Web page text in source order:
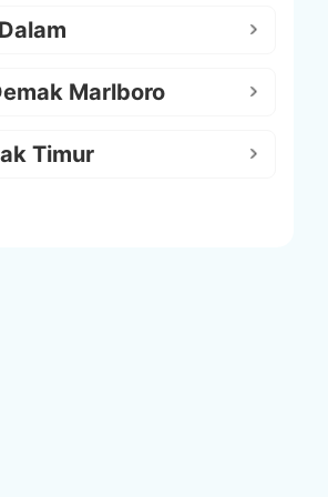
Marlboro
Timur